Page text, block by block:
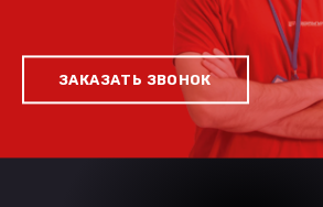
ЗАКАЗАТЬ ЗВОНОК